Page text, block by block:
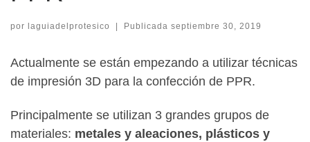
por laguiadelprotesico | Publicada septiembre 30, 2019
Actualmente se están empezando a utilizar técnicas
de impresión 3D para la confección de PPR.
Principalmente se utilizan 3 grandes grupos de
materiales: metales y aleaciones, plásticos y